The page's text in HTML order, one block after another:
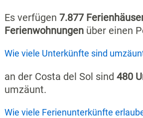
Es verfügen 7.877
Ferienwohnungen über einen
Wie viele Unterkünfte sind
an der Costa del Sol sind 480
umzäunt.
Wie viele Ferienunterkünfte